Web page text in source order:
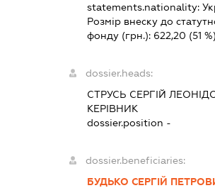
statements.nationality:
Розмір внеску до
фонду (грн.): 622,20 (51 %)
dossier.heads:
СТРУСЬ СЕРГІЙ
КЕРІВНИК
dossier.position -
dossier.beneficiaries:
БУДЬКО СЕРГІЙ